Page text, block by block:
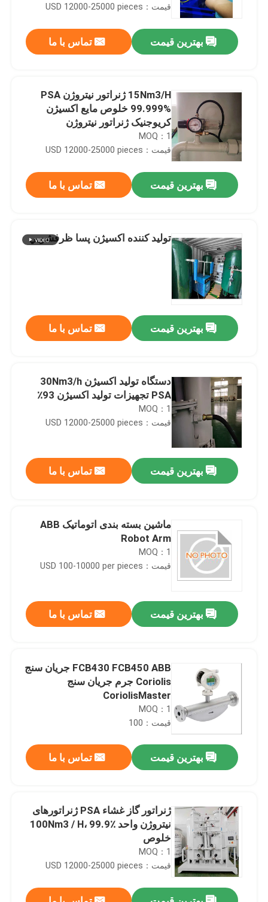
خانه
محصولات
فیلم های
قیمت：USD 12000-25000 pieces
بهترین قیمت تماس با ما
15Nm3/H ژنراتور نیتروژن PSA
99.999% خلوص مایع اکسیژن
کریوجنیک ژنراتور نیتروژن
MOQ：1
قیمت：USD 12000-25000 pieces
بهترین قیمت تماس با ما
توليد كننده اکسيژن پسا ظرفشويي
بهترین قیمت تماس با ما
دستگاه تولید اکسیژن 30Nm3/h
PSA تجهیزات تولید اکسیژن 93٪
MOQ：1
قیمت：USD 12000-25000 pieces
بهترین قیمت تماس با ما
ماشین بسته بندی اتوماتیک ABB
Robot Arm
MOQ：1
قیمت：USD 100-10000 per pieces
بهترین قیمت تماس با ما
FCB430 FCB450 ABB جریان سنج
Coriolis جرم جریان سنج
CoriolisMaster
MOQ：1
قیمت：100
بهترین قیمت تماس با ما
ژنراتور گاز غشاء PSA ژنراتورهای
نیتروژن واحد 100Nm3 / H، 99.9٪
خلوص
MOQ：1
قیمت：USD 12000-25000 pieces